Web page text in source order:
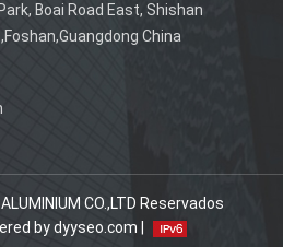
Boai Road East, Shishan
China
CO.,LTD Reservados
by dyyseo.com |